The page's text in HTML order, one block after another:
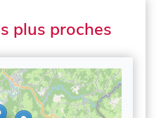
plus proches